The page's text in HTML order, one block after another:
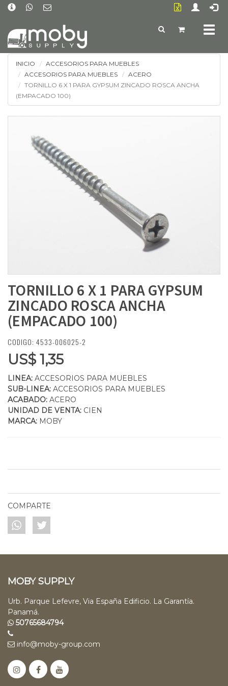
INICIO
ACCESORIOS PARA MUEBLES
ACCESORIOS PARA MUEBLES
ACERO
TORNILLO 6 X 1 PARA GYPSUM ZINCADO ROSCA ANCHA
(EMPACADO 100)
TORNILLO 6 X 1 PARA GYPSUM
ZINCADO ROSCA ANCHA
(EMPACADO 100)
CODIGO: 4533-006025-2
US$ 1,35
LINEA: ACCESORIOS PARA MUEBLES
SUB-LINEA: ACCESORIOS PARA MUEBLES
ACABADO: ACERO
UNIDAD DE VENTA: CIEN
MARCA: MOBY
COMPARTE
MOBY SUPPLY
Urb. Parque Lefevre, Via España Edificio. La Garantía.
Panamá.
50765684794
info@moby-group.com